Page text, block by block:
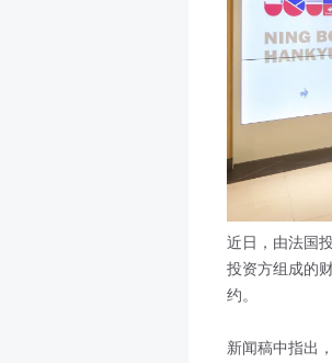
近日，由法国
投资方组成的
约。
新闻稿中指出